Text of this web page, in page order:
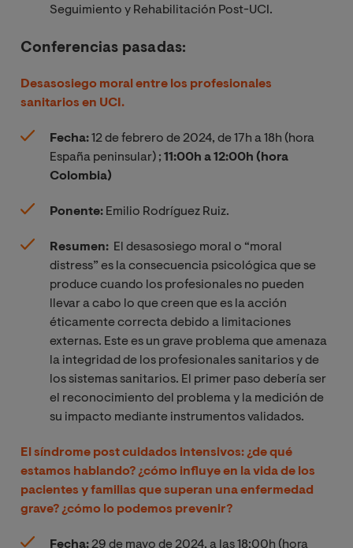
Seguimiento y Rehabilitación Post-UCI.
Conferencias pasadas:
Desasosiego moral entre los profesionales
sanitarios en UCI.
Fecha:12 de febrero de 2024, de 17h a 18h (hora
España peninsular) ; 11:00h a 12:00h (hora
Colombia)
Ponente: Emilio Rodríguez Ruiz.
Resumen: El desasosiego moral o “moral
distress” es la consecuencia psicológica que se
produce cuando los profesionales no pueden
llevar a cabo lo que creen que es la acción
éticamente correcta debido a limitaciones
externas. Este es un grave problema que amenaza
la integridad de los profesionales sanitarios y de
los sistemas sanitarios. El primer paso debería ser
el reconocimiento del problema y la medición de
su impacto mediante instrumentos validados.
El síndrome post cuidados intensivos: ¿de qué
estamos hablando? ¿cómo influye en la vida de los
pacientes y familias que superan una enfermedad
grave? ¿cómo lo podemos prevenir?
Fecha:29 de mayo de 2024, a las 18:00h (hora